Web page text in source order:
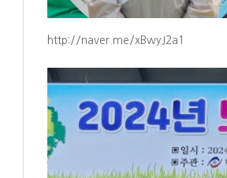
http://naver.me/xBwyJ2a1